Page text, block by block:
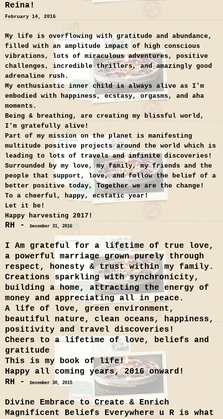
Reina!
February 14, 2016
My life is overflowing with gratitude and abundance,
filled with an amplitude impact of high conscious
vibrations, lots of miraculous adventures, positive
challenges, incredible thrillers, and amazingly good
adrenaline rush.
My enthusiastic inner child is always alive as I'm
embodied with happiness, ecstasy, orgasms, and aha
moments.
Being & breathing, are creating my blissful world,
I'm gratefully alive!
Part of my mission on the planet is manifesting
multitude positive projects around the world which is
leading to lots of travels and infinite discoveries!
Surrounded by my love, my family, my friends and the
people that support, love, and follow the belief of a
better positive today, Together we are the change!
To a cheerful, happy, ecstatic year!
Let it be!
Happy harvesting 2017!
RH - December 31, 2016
I Am grateful for a lifetime of true love,
a powerful marriage grown purely through
respect, honesty & trust within my family.
Creations sparkling with synchronicity,
building a home, attracting the energy of
money and appreciating all in peace.
A life of love, green environment,
beautiful nature, clean oceans, happiness,
positivity and travel discoveries!
Cheers to a lifetime of love, beliefs and
gratitude
This is my book of life!
Happy all coming years, 2016 onward!
RH -
December 30, 2015
Divine Embrace to Create & Enrich
Magnificent Beliefs Everywhere u R is what